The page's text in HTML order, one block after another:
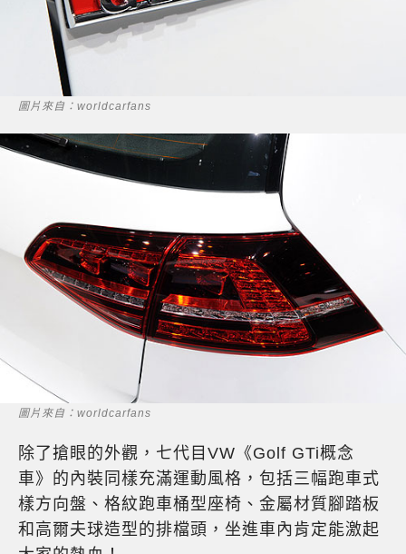
圖片來自：worldcarfans
圖片來自：worldcarfans
除了搶眼的外觀，七代目VW《Golf GTi概念
車》的內裝同樣充滿運動風格，包括三幅跑車式
樣方向盤、格紋跑車桶型座椅、金屬材質腳踏板
和高爾夫球造型的排檔頭，坐進車內肯定能激起